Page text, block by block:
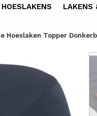
HOESLAKENS LAKENS
Hoeslaken Topper